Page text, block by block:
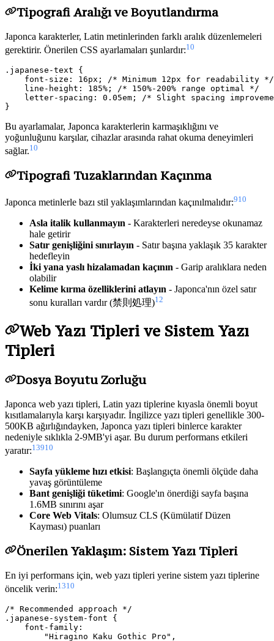
Tipografi Aralığı ve Boyutlandırma
Japonca karakterler, Latin metinlerinden farklı aralık düzenlemeleri
gerektirir. Önerilen CSS ayarlamaları şunlardır:10
.japanese-text {
    font-size: 16px; /* Minimum 12px for readability */
    line-height: 185%; /* 150%-200% range optimal */
letter-spacing: 0.05em; /* Slight spacing
Bu ayarlamalar, Japonca karakterlerin karmaşıklığını ve
yoğunluğunu karşılar, cihazlar arasında rahat okuma deneyimleri
sağlar.10
Tipografi Tuzaklarından Kaçınma
Japonca metinlerle bazı stil yaklaşımlarından kaçınılmalıdır:910
Asla italik kullanmayın - Karakterleri neredeyse okunamaz
hale getirir
Satır genişliğini sınırlayın - Satır başına yaklaşık 35 karakter
hedefleyin
İki yana yaslı hizalamadan kaçının - Garip aralıklara neden
olabilir
Kelime kırma özelliklerini atlayın - Japonca'nın özel satır
sonu kuralları vardır (禁則処理)12
Web Yazı Tipleri ve Sistem Yazı
Tipleri
Dosya Boyutu Zorluğu
Japonca web yazı tipleri, Latin yazı tiplerine kıyasla önemli boyut
kısıtlamalarıyla karşı karşıyadır. İngilizce yazı tipleri genellikle 300-
500KB ağırlığındayken, Japonca yazı tipleri binlerce karakter
nedeniyle sıklıkla 2-9MB'yi aşar. Bu durum performans etkileri
yaratır:13910
Sayfa yükleme hızı etkisi: Başlangıçta önemli ölçüde daha
yavaş görüntüleme
Bant genişliği tüketimi: Google'ın önerdiği sayfa başına
1.6MB sınırını aşar
Core Web Vitals: Olumsuz CLS (Kümülatif Düzen
Kayması) puanları
Önerilen Yaklaşım: Sistem Yazı Tipleri
En iyi performans için, web yazı tipleri yerine sistem yazı tiplerine
öncelik verin:1310
/* Recommended approach */
.japanese-system-font {
    font-family:
        "Hiragino Kaku Gothic Pro",